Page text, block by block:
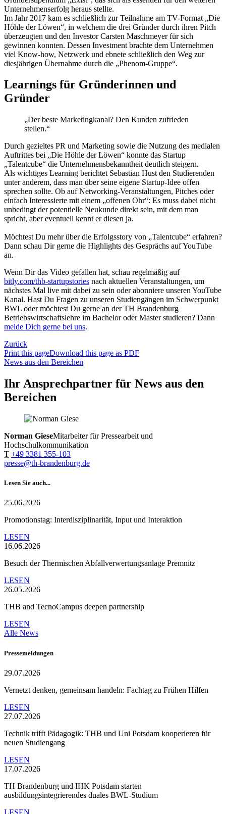
Unternehmenserfolg heraus stellte.
Im Jahr 2017 kam es schließlich zur Teilnahme am TV-Format „Die
Höhle der Löwen“, in welchem die drei Gründer durch ihren Pitch
überzeugten und den Investor Carsten Maschmeyer für sich
gewinnen konnten. Dessen Investment brachte dem Unternehmen
viel Know-how, Netzwerk und ebnete schließlich den Weg zur
diesjährigen Übernahme durch die „Phenom-Gruppe“.
Learnings für Gründerinnen und
Gründer
„Der beste Marketingkanal? Den Kunden zufrieden
stellen.“
Durch gezieltes PR und Marketing sowie die Nutzung des medialen
Auftrittes bei „Die Höhle der Löwen“ konnte das Startup
„Talentcube“ die Unternehmensbekanntheit deutlich steigern.
Als wichtiges Learning berichtet Sebastian Hust den Studierenden
unter anderem, dass man über seine eigene Startup-Idee offen
sprechen sollte. Ob auf Networking-Veranstaltungen, Pitches oder
einfach Interessierte mit einem „offenen Ohr“: Es muss dabei nicht
unbedingt der potentielle Neukunde direkt sein, mit dem man
spricht, aber eventuell kennt er diesen ja.
Möchtest Du mehr über die Erfolgsstory von „Talentcube“ erfahren?
Dann schau Dir gerne die Highlights des Gesprächs auf YouTube
an.
Wenn Dir das Video gefallen hat, schau regelmäßig auf
bitly.com/thb-startupstories nach aktuellen Veranstaltungen, um
nächstes Mal live mit dabei zu sein oder abonniere unseren YouTube
Kanal. Hast Du Fragen zu unseren Studiengängen im Schwerpunkt
BWL oder möchtest Du gerne an der TH Brandenburg
Betriebswirtschaftslehre im Bachelor oder Master studieren? Dann
melde Dich gerne bei uns.
Zurück
Print this pageDownload this page as PDF
News aus den Bereichen
Ihr Ansprechpartner für News aus den
Bereichen
Norman GieseMitarbeiter für Pressearbeit und
Hochschulkommunikation
T +49 3381 355-103
presse@th-brandenburg.de
Lesen Sie auch...
25.06.2026
Promotionstag: Interdisziplinarität, Input und Interaktion
LESEN
16.06.2026
Besuch der Thermischen Abfallverwertungsanlage Premnitz
LESEN
26.05.2026
THB and TecnoCampus deepen partnership
LESEN
Alle News
Pressemeldungen
29.07.2026
Vernetzt denken, gemeinsam handeln: Fachtag zu Frühen Hilfen
LESEN
27.07.2026
Technik trifft Pädagogik: THB und Uni Potsdam kooperieren für
neuen Studiengang
LESEN
17.07.2026
TH Brandenburg und IHK Potsdam starten
ausbildungsintegrierendes duales BWL-Studium
LESEN